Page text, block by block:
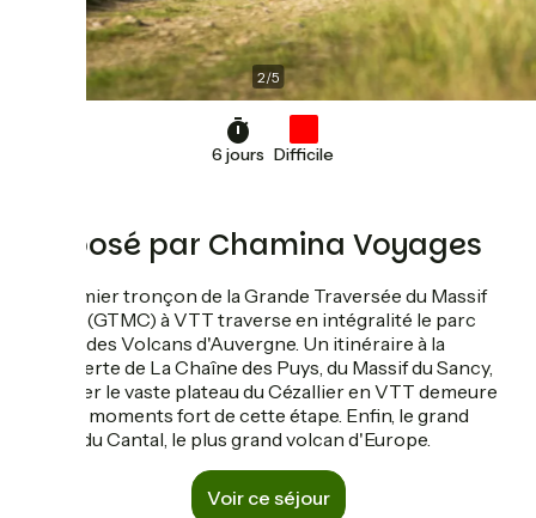
2/5
6 jours Difficile
Proposé par Chamina Voyages
Ce premier tronçon de la Grande Traversée du Massif
central (GTMC) à VTT traverse en intégralité le parc
naturel des Volcans d'Auvergne. Un itinéraire à la
découverte de La Chaîne des Puys, du Massif du Sancy,
traverser le vaste plateau du Cézallier en VTT demeure
l'un des moments fort de cette étape. Enfin, le grand
volcan du Cantal, le plus grand volcan d'Europe.
Voir ce séjour